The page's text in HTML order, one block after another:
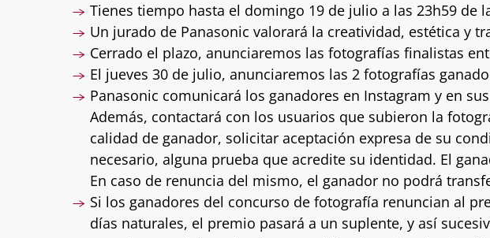
Tienes tiempo hasta el domingo 19 de julio a las 23h59 de
Un jurado de Panasonic valorará la creatividad, estética y
Cerrado el plazo, anunciaremos las fotografías finalistas
El jueves 30 de julio, anunciaremos las 2 fotografías
Panasonic comunicará los ganadores en Instagram y en
Además, contactará con los usuarios que subieron la
calidad de ganador, solicitar aceptación expresa de su
necesario, alguna prueba que acredite su identidad. El
En caso de renuncia del mismo, el ganador no podrá
Si los ganadores del concurso de fotografía renuncian al
días naturales, el premio pasará a un suplente, y así